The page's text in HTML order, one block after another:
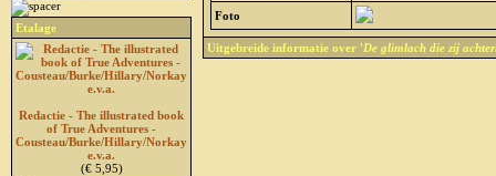
Etalage
Redactie - The illustrated book
of True Adventures -
Cousteau/Burke/Hillary/Norkay
e.v.a.
(€ 5,95)
Foto
Uitgebreide informatie over 'De glimlach die zij